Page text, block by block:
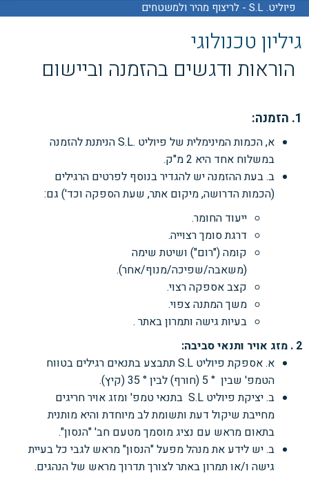
פיוליט. S.L - לריצוף מהיר ולמשטחים
גיליון טכנולוגי
הוראות ודגשים בהזמנה וביישום
1. הזמנה:
א, הכמות המינימלית של פיוליט .S.L הניתנת להזמנה
במשלוח אחד היא
ב. בעת ההזמנה יש להגדיר בנוסף לפרטים הרגילים
(הכמות הדרושה, מיקום אתר, שעת הספקה וכד') גם:
ייעוד החומר.
דרגת סומך רצוייה.
קומה ("רום") ושיטת שימה
(משאבה/שפיכה/מנוף/אחר).
קצב אספקה רצוי.
משך המתנה צפוי.
בעיות גישה ותמרון באתר .
2 . מזג אויר ותנאי סביבה:
א. אספקת פיוליט S.L תתבצע בתנאים רגילים בטווח
הטמפ' שבין ° 5 (חורף) לבין ° 35 (קיץ).
ב. יציקתפיוליט S.L
בתנאי טמפ' ומזג אויר חריגים
מחייבת שיקול דעת ותשומת לב מיוחדת והיא מותנית
בתאום מראש עם נציג מוסמך מטעם חב' "הנסון".
ב. יש לידע את מנהל מפעל "הנסון" מראש לגבי כל בעיית
גישה ו/או תמרון באתר לצורך תדרוךמראש של הנהגים.